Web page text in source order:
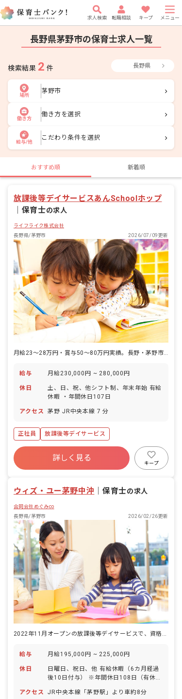
求人検索 転職相談 キープ メニュー
長野県茅野市の保育士求人一覧
検索結果 2 件 長野県
場所
茅野市
働き方
働き方を選択
給与/他
こだわり条件を選択
おすすめ順 新着順
放課後等デイサービスあんSchoolホップ
保育士の求人
ライフライク株式会社
長野県/茅野市
2026/07/09更新
月給23〜28万円・賞与50〜80万円実績。長野・茅野市の放課後等デイサービスで正社員保育士として活躍できます。
給与 月給230,000円 ~ 280,000円
休日
土、日、祝、他シフト制、年末年始 有給
休暇 ・年間休日107日
アクセス 茅野 JR中央本線 7 分
正社員 放課後等デイサービス
詳しく見る
キープ
ウィズ・ユー茅野中沖 ｜保育士の求人
合同会社めぐみco
長野県/茅野市
2026/02/26更新
給与 月給195,000円 ~ 225,000円
休日
日曜日、祝日、他 有給休暇（6カ月経過
後10日付与） ※年間休日108日（有休は
アクセス
JR中央本線「茅野駅」より車約8分